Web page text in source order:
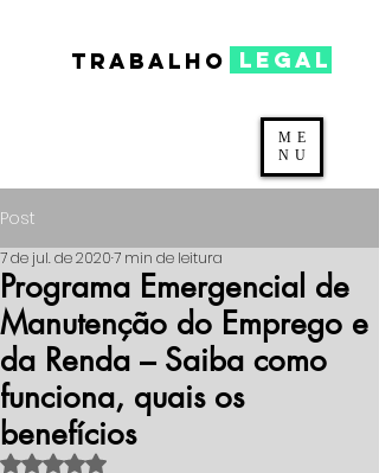
TRABALHO legal
ME
NU
Post
Programa Emergencial de
Manutenção do Emprego e
da Renda – Saiba como
funciona, quais os
benefícios
7 de jul. de 20207 min de leitura
Avaliado com NaN de 5 estrelas.